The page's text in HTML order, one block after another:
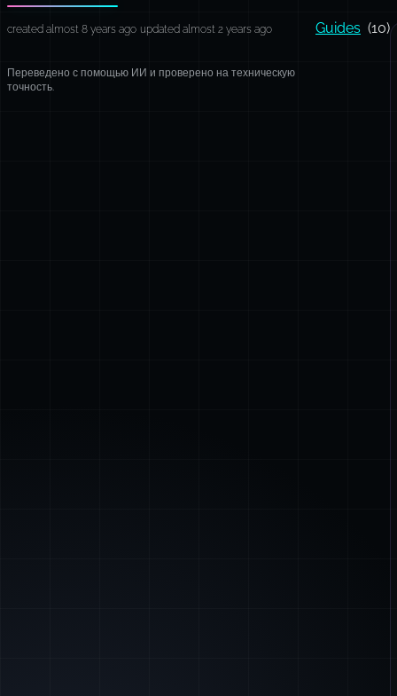
created almost 8 years ago updated almost 2 years ago Guides (10)
Переведено с помощью ИИ и проверено на техническую
точность.